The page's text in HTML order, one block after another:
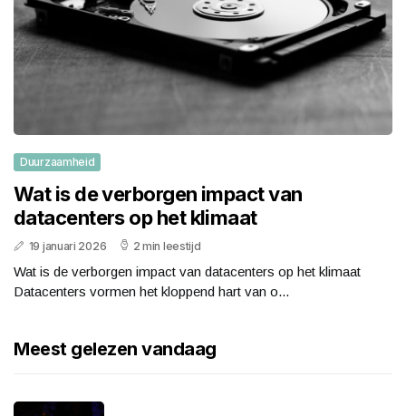
Duurzaamheid
Wat is de verborgen impact van
datacenters op het klimaat
19 januari 2026 2 min leestijd
Wat is de verborgen impact van datacenters op het klimaat
Datacenters vormen het kloppend hart van o...
Meest gelezen vandaag